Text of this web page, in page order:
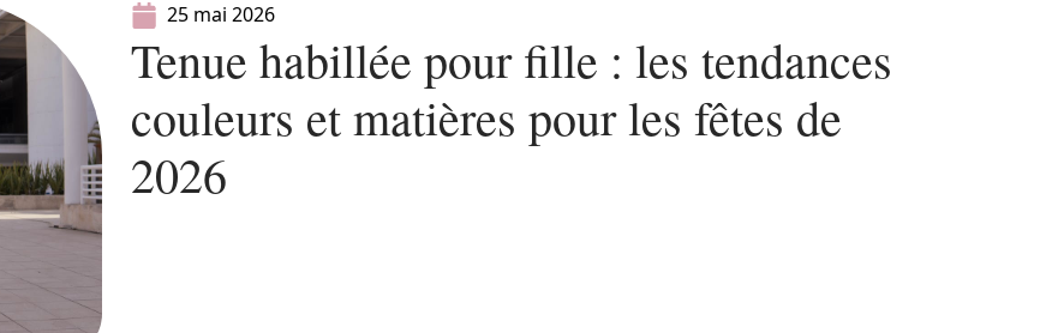
25 mai 2026
Tenue habillée pour fille : les tendances
couleurs et matières pour les fêtes de
2026